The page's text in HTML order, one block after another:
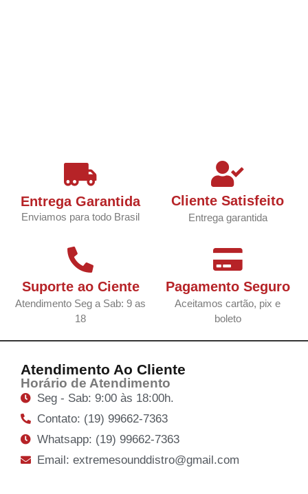
Entrega Garantida
Enviamos para todo Brasil
Cliente Satisfeito
Entrega garantida
Suporte ao Ciente
Atendimento Seg a Sab: 9 as
18
Pagamento Seguro
Aceitamos cartão, pix e
boleto
Atendimento Ao Cliente
Horário de Atendimento
Seg - Sab: 9:00 às 18:00h.
Contato: (19) 99662-7363
Whatsapp: (19) 99662-7363
Email: extremesounddistro@gmail.com